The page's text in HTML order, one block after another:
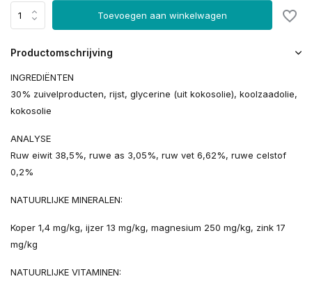
Toevoegen aan winkelwagen
Productomschrijving
INGREDIËNTEN
30% zuivelproducten, rijst, glycerine (uit kokosolie), koolzaadolie,
kokosolie
ANALYSE
Ruw eiwit 38,5%, ruwe as 3,05%, ruw vet 6,62%, ruwe celstof
0,2%
NATUURLIJKE MINERALEN:
Koper 1,4 mg/kg, ijzer 13 mg/kg, magnesium 250 mg/kg, zink 17
mg/kg
NATUURLIJKE VITAMINEN: